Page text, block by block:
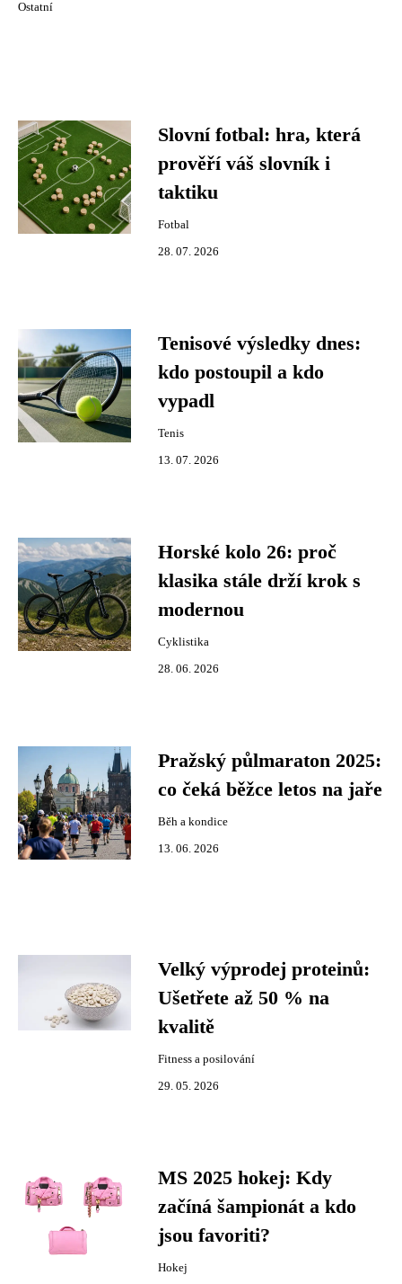
Ostatní
Slovní fotbal: hra, která
prověří váš slovník i
taktiku
Fotbal
28. 07. 2026
Tenisové výsledky dnes:
kdo postoupil a kdo
vypadl
Tenis
13. 07. 2026
Horské kolo 26: proč
klasika stále drží krok s
modernou
Cyklistika
28. 06. 2026
Pražský půlmaraton 2025:
co čeká běžce letos na jaře
Běh a kondice
13. 06. 2026
Velký výprodej proteinů:
Ušetřete až 50 % na
kvalitě
Fitness a posilování
29. 05. 2026
MS 2025 hokej: Kdy
začíná šampionát a kdo
jsou favoriti?
Hokej